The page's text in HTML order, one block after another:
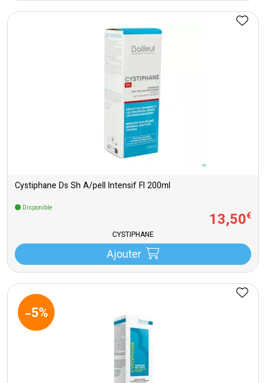
Cystiphane Ds Sh A/pell Intensif Fl 200ml
Disponible
13,50€
CYSTIPHANE
Ajouter
-5%